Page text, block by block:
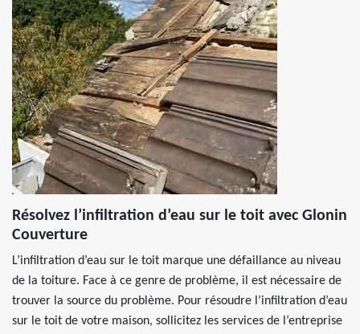
Résolvez l’infiltration d’eau sur le toit avec Glonin
Couverture
L’infiltration d’eau sur le toit marque une défaillance au niveau
de la toiture. Face à ce genre de problème, il est nécessaire de
trouver la source du problème. Pour résoudre l’infiltration d’eau
sur le toit de votre maison, sollicitez les services de l’entreprise